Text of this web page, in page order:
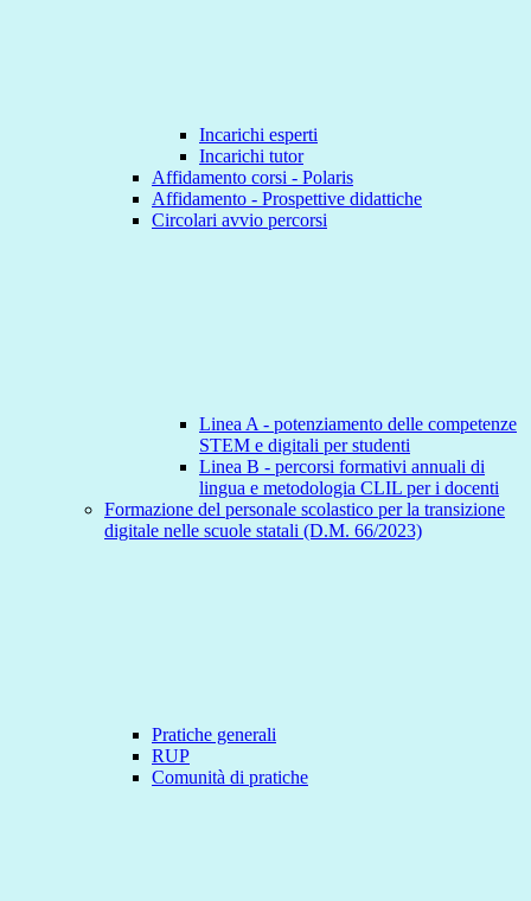
Incarichi esperti
Incarichi tutor
Affidamento corsi - Polaris
Affidamento - Prospettive didattiche
Circolari avvio percorsi
Linea A - potenziamento delle competenze
STEM e digitali per studenti
Linea B - percorsi formativi annuali di
lingua e metodologia CLIL per i docenti
Formazione del personale scolastico per la transizione
digitale nelle scuole statali (D.M. 66/2023)
Pratiche generali
RUP
Comunità di pratiche